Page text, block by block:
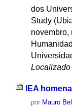
dos
Study
novembro,
Localizado
IEA
por Mauro